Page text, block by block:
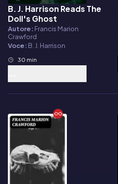
Audiolibro
B. J. Harrison Reads The
Doll's Ghost
Autore: Francis Marion
Crawford
Voce: B. J. Harrison
30 min